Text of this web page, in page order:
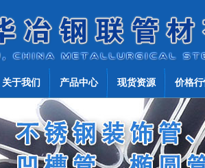
关于我们 产品中心 现货资源 价格